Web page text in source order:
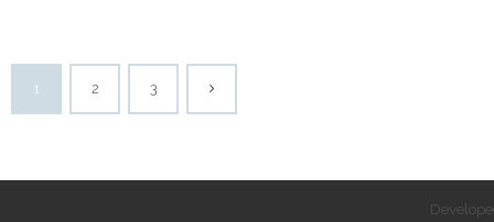
1 2 3